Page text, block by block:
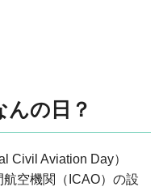
んの日？
Civil Aviation Day）
空機関（ICAO）の設